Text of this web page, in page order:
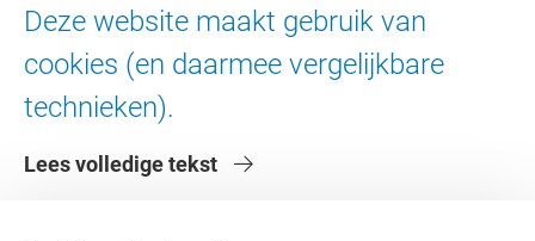
Deze website maakt gebruik van
cookies (en daarmee vergelijkbare
technieken).
Lees volledige tekst
Over de VU
Contact en route